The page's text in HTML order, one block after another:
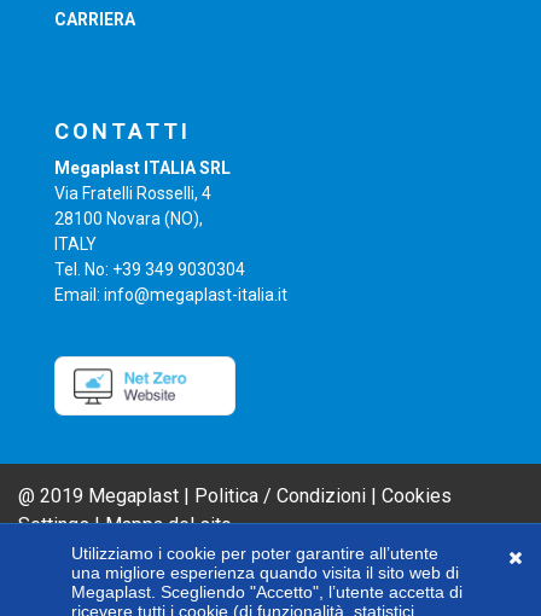
Utilizziamo i cookie per poter garantire all’utente
una migliore esperienza quando visita il sito web di
Megaplast. Scegliendo "Accetto", l’utente accetta di
ricevere tutti i cookie (di funzionalità, statistici,
CARRIERA
CONTATTI
Megaplast ITALIA SRL
Via Fratelli Rosselli, 4
28100 Novara (NO),
ITALY
Tel. No: +39 349 9030304
Email: info@megaplast-italia.it
@ 2019 Megaplast | Politica / Condizioni | Cookies
Settings|Mappa del sito
Le linee di prodotti AIROFILM & FIBER FILM sono marchi MEGAPLAST. Al fine
di migliorare i nostri prodotti, l'azienda si riserva il diritto di modificare
qualsiasi specifica tecnica qui contenuta, senza alcun preavviso.